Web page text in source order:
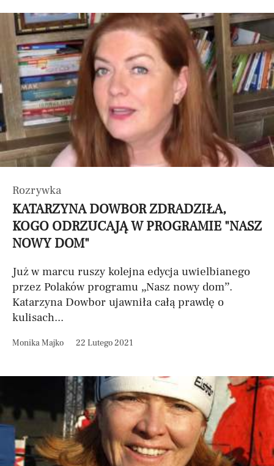
Rozrywka
KATARZYNA DOWBOR ZDRADZIŁA,
KOGO ODRZUCAJĄ W PROGRAMIE "NASZ
NOWY DOM"
Już w marcu ruszy kolejna edycja uwielbianego
przez Polaków programu „Nasz nowy dom”.
Katarzyna Dowbor ujawniła całą prawdę o
kulisach...
Monika Majko 22 Lutego 2021